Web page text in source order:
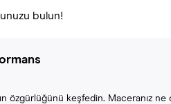
bulun!
özgürlüğünü keşfedin. Maceranız